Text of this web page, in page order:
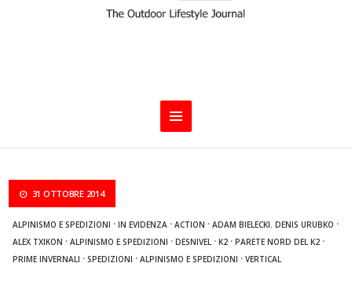
31 OTTOBRE 2014
ALPINISMO E SPEDIZIONI ·IN EVIDENZA ·ACTION ·ADAM BIELECKI. DENIS URUBKO ·
ALEX TXIKON ·ALPINISMO E SPEDIZIONI ·DESNIVEL ·K2 ·PARETE NORD DEL K2 ·
PRIME INVERNALI ·SPEDIZIONI ·ALPINISMO E SPEDIZIONI ·VERTICAL